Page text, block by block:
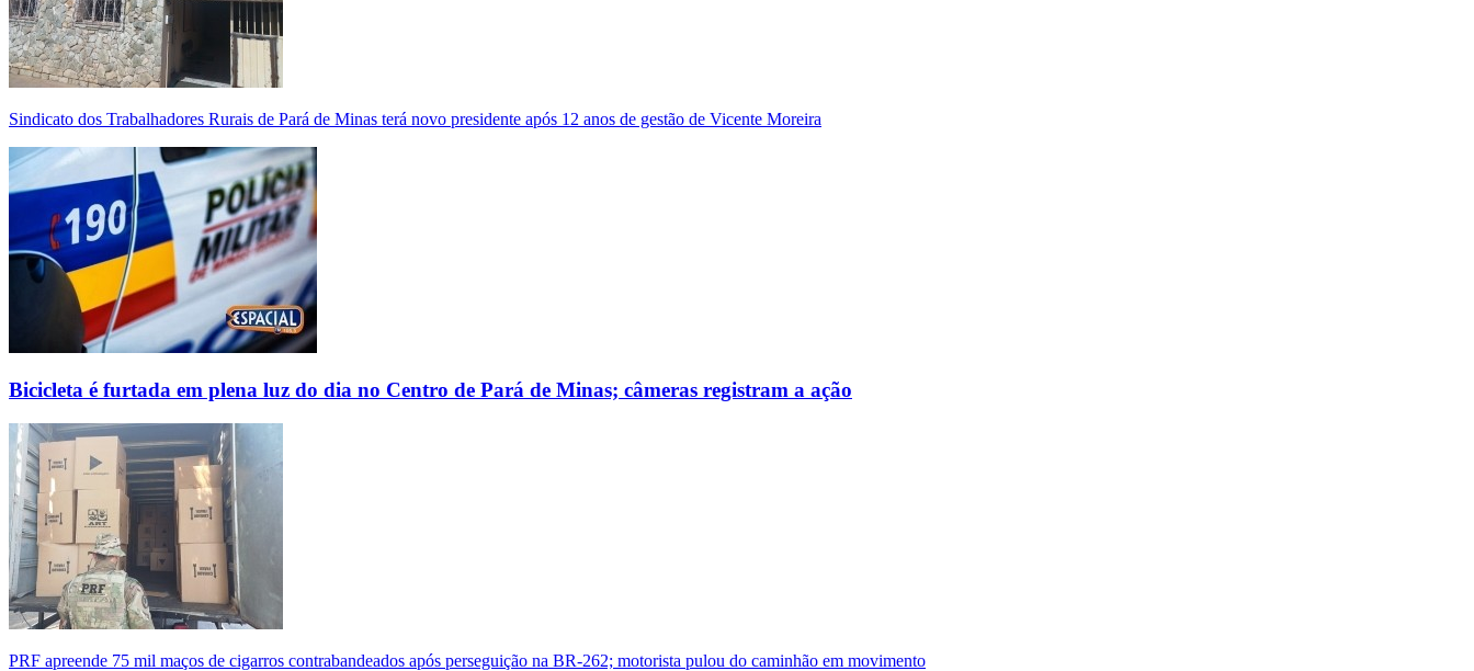
Sindicato dos Trabalhadores Rurais de Pará de Minas terá novo presidente após 12 anos de gestão de Vicente Moreira
Bicicleta é furtada em plena luz do dia no Centro de Pará de Minas; câmeras registram a ação
PRF apreende 75 mil maços de cigarros contrabandeados após perseguição na BR-262; motorista pulou do caminhão em movimento